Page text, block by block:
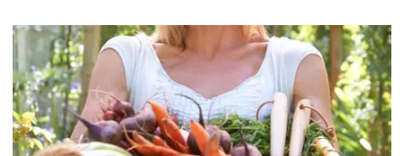
Esse tal de Rock Gaúcho
Os causos de Jorge Luis Borges
Voto obrigatório é correto?
Se queres salvar o mundo, o veganismo não é a resposta